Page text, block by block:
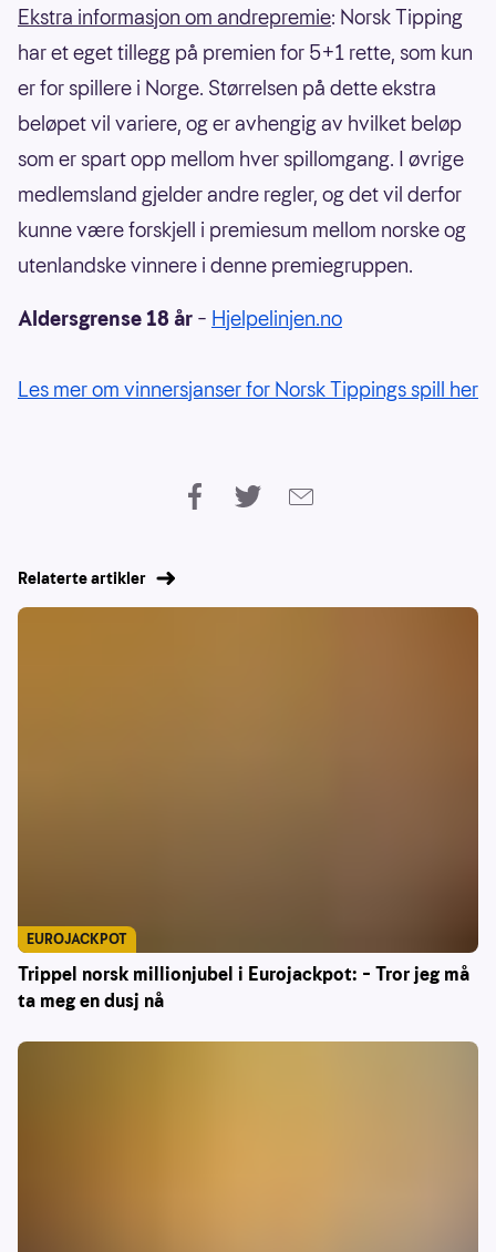
Ekstra informasjon om andrepremie: Norsk Tipping
har et eget tillegg på premien for 5+1 rette, som kun
er for spillere i Norge. Størrelsen på dette ekstra
beløpet vil variere, og er avhengig av hvilket beløp
som er spart opp mellom hver spillomgang. I øvrige
medlemsland gjelder andre regler, og det vil derfor
kunne være forskjell i premiesum mellom norske og
utenlandske vinnere i denne premiegruppen.
Aldersgrense 18 år – Hjelpelinjen.no
Les mer om vinnersjanser for Norsk Tippings spill her
Relaterte artikler
Trippel norsk millionjubel i Eurojackpot: – Tror jeg må
ta meg en dusj nå
EUROJACKPOT